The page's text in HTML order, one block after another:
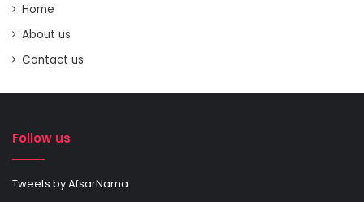
Home
About us
Contact us
Follow us
Tweets by AfsarNama